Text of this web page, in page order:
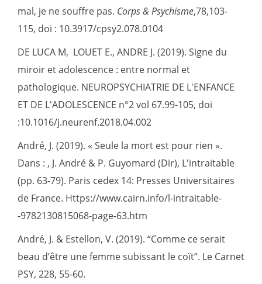
mal, je ne souffre pas. Corps & Psychisme,78,103-
115, doi : 10.3917/cpsy2.078.0104
DE LUCA M, LOUET E., ANDRE J. (2019). Signe du
miroir et adolescence : entre normal et
pathologique. NEUROPSYCHIATRIE DE L'ENFANCE
ET DE L'ADOLESCENCE n°2 vol 67.99-105, doi
:10.1016/j.neurenf.2018.04.002
André, J. (2019). « Seule la mort est pour rien ».
Dans : , J. André & P. Guyomard (Dir), L'intraitable
(pp. 63-79). Paris cedex 14: Presses Universitaires
de France. Https://www.cairn.info/l-intraitable-
-9782130815068-page-63.htm
André, J. & Estellon, V. (2019). “Comme ce serait
beau d’être une femme subissant le coït”. Le Carnet
PSY, 228, 55-60.